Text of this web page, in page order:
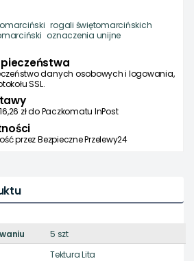
rogali świętomarcińskich
oznaczenia unijne
danych osobowych i logowania,
SSL.
zł do Paczkomatu InPost
przez Bezpieczne Przelewy24
5 szt
Tektura Lita